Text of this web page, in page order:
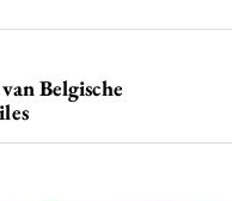
Belgische